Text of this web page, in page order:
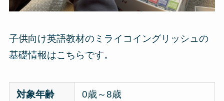
子供向け英語教材のミライコイングリッシュの
基礎情報はこちらです。
対象年齢 0歳～8歳